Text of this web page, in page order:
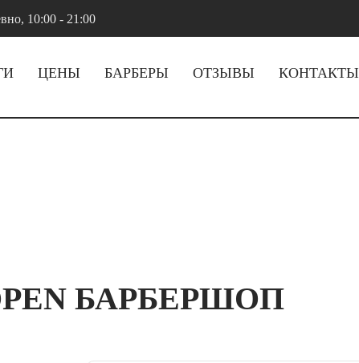
10:00 - 21:00
ЦЕНЫ БАРБЕРЫ ОТЗЫВЫ КОНТАКТЫ
БАРБЕРШОП